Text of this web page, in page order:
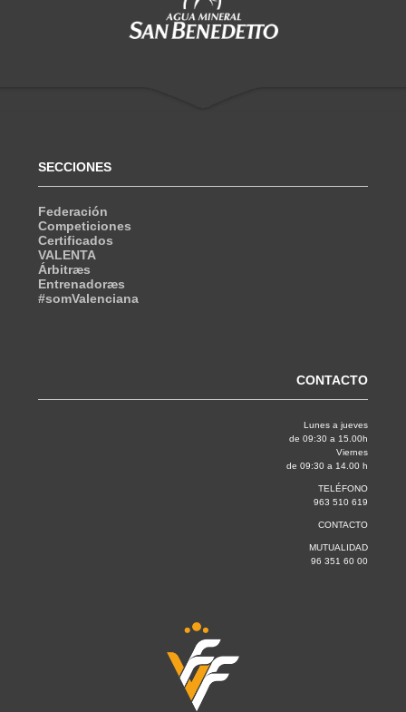
SECCIONES
Federación
Competiciones
Certificados
VALENTA
Árbitræs
Entrenadoræs
#somValenciana
CONTACTO
Lunes a jueves
de 09:30 a 15.00h
Viernes
de 09:30 a 14.00 h
TELÉFONO
963 510 619
CONTACTO
MUTUALIDAD
96 351 60 00